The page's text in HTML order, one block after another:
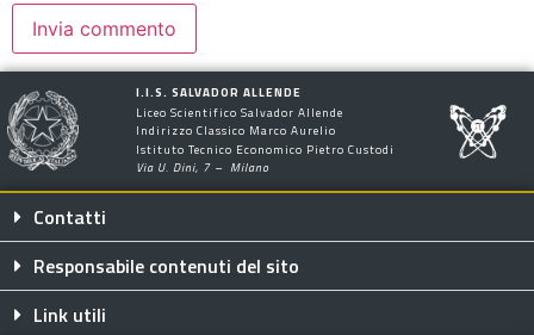
I.I.S. SALVADOR ALLENDE
Liceo Scientifico Salvador Allende
Indirizzo Classico Marco Aurelio
Istituto Tecnico Economico Pietro Custodi
Via U. Dini, 7 – Milano
Contatti
Responsabile contenuti del sito
Link utili